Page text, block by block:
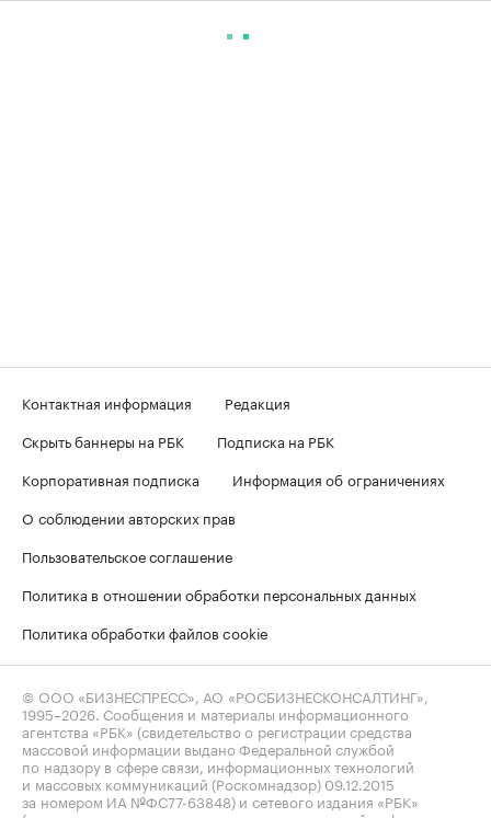
Контактная информация
Редакция
Скрыть баннеры на РБК
Подписка на РБК
Корпоративная подписка
Информация об ограничениях
О соблюдении авторских прав
Пользовательское соглашение
Политика в отношении обработки персональных данных
Политика обработки файлов cookie
© ООО «БИЗНЕСПРЕСС», АО «РОСБИЗНЕСКОНСАЛТИНГ»,
1995–2026 . Сообщения и материалы информационного
агентства «РБК» (свидетельство о регистрации средства
массовой информации выдано Федеральной службой
по надзору в сфере связи, информационных технологий
и массовых коммуникаций (Роскомнадзор) 09.12.2015
за номером ИА №ФС77-63848) и сетевого издания «РБК»